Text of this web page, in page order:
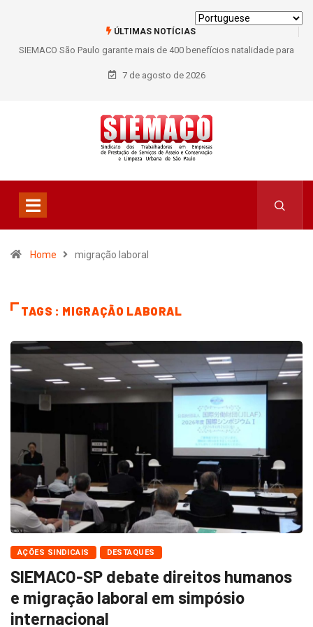
ÚLTIMAS NOTÍCIAS
SIEMACO São Paulo garante mais de 400 benefícios natalidade para
trabalhadores do Asseio em 2026
7 de agosto de 2026
Home migração laboral
TAGS : MIGRAÇÃO LABORAL
AÇÕES SINDICAIS DESTAQUES
SIEMACO-SP debate direitos humanos
e migração laboral em simpósio
internacional